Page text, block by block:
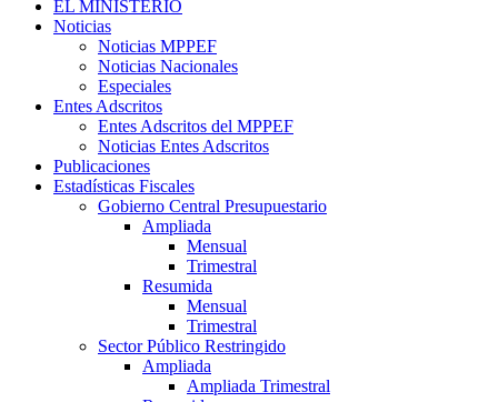
EL MINISTERIO
Noticias
Noticias MPPEF
Noticias Nacionales
Especiales
Entes Adscritos
Entes Adscritos del MPPEF
Noticias Entes Adscritos
Publicaciones
Estadísticas Fiscales
Gobierno Central Presupuestario
Ampliada
Mensual
Trimestral
Resumida
Mensual
Trimestral
Sector Público Restringido
Ampliada
Ampliada Trimestral